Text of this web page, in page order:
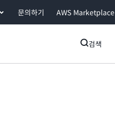
문의하기 AWS Marketplace
검색